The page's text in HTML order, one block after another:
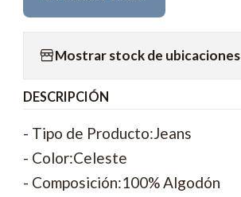
Mostrar stock de ubicaciones
DESCRIPCIÓN
- Tipo de Producto:Jeans
- Color:Celeste
- Composición:100% Algodón